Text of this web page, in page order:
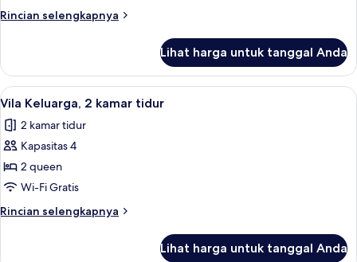
Rincian selengkapnya
Rincian
Kamar
Deluks
Lihat harga untuk tanggal Anda
Lihat
semua
foto
untuk
Vila
Keluarga,
2
kamar
Vila Keluarga, 2 kamar tidur | Wi-Fi
5
Vila Keluarga, 2 kamar tidur
2 kamar tidur
Kapasitas 4
2 queen
Wi-Fi Gratis
Rincian selengkapnya
Rincian
Lihat harga untuk tanggal Anda